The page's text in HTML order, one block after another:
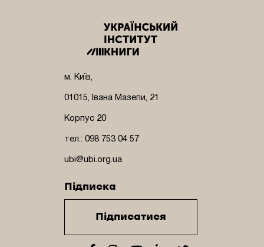
м. Київ,
01015, Івана Мазепи, 21
Корпус 20
тел.: 098 753 04 57
ubi@ubi.org.ua
Підписка
Підписатися